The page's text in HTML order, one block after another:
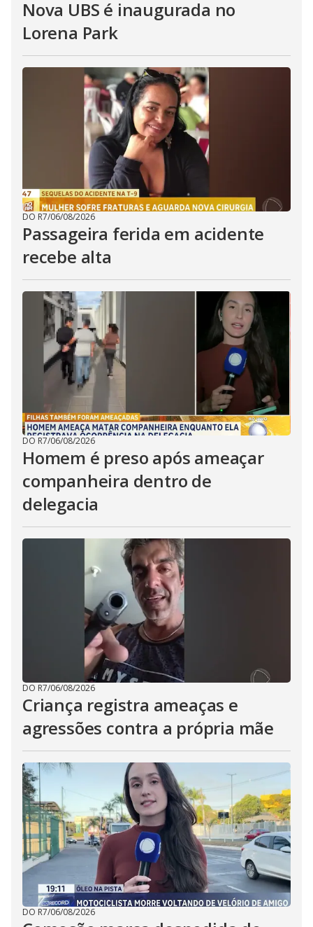
Nova UBS é inaugurada no
Lorena Park
DO R7/06/08/2026
Passageira ferida em acidente
recebe alta
DO R7/06/08/2026
Homem é preso após ameaçar
companheira dentro de
delegacia
DO R7/06/08/2026
Criança registra ameaças e
agressões contra a própria mãe
DO R7/06/08/2026